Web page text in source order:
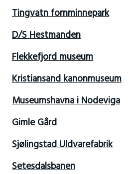
Tingvatn fornminnepark
D/S Hestmanden
Flekkefjord museum
Kristiansand kanonmuseum
Museumshavna i Nodeviga
Gimle Gård
Sjølingstad Uldvarefabrik
Setesdalsbanen